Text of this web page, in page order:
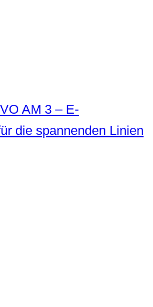
AM 3 – E-
die spannenden Linien